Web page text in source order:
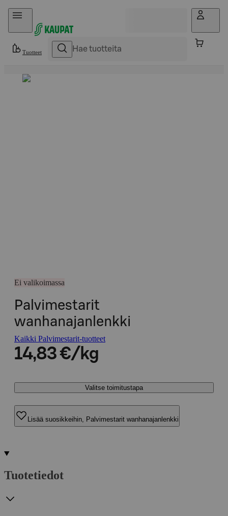
Hyppää sisältöön
Tuotteet
Ei valikoimassa
Palvimestarit
wanhanajanlenkki
Kaikki Palvimestarit-tuotteet
14,83 €/kg
Valitse toimitustapa
Lisää suosikkeihin, Palvimestarit wanhanajanlenkki
Tuotetiedot